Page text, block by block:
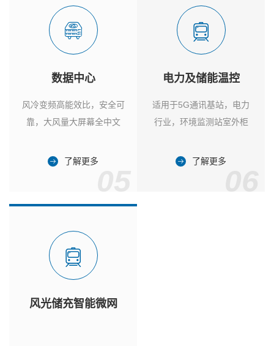
数据中心
风冷变频高能效比，安全可
靠，大风量大屏幕全中文
了解更多
电力及储能温控
适用于5G通讯基站，电力
行业，环境监测站室外柜
了解更多
风光储充智能微网